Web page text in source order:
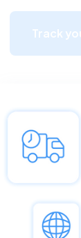
Track